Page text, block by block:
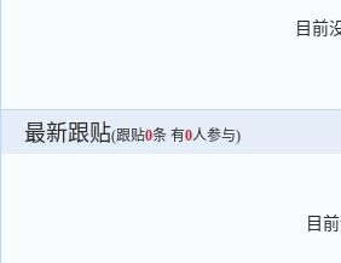
目前
最新跟贴(跟贴0条 有0人参与)
目